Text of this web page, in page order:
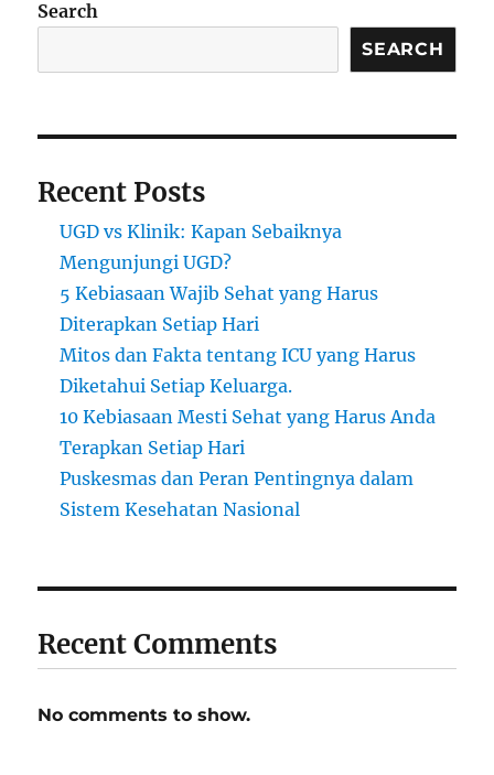
Search
SEARCH
Recent Posts
UGD vs Klinik: Kapan Sebaiknya
Mengunjungi UGD?
5 Kebiasaan Wajib Sehat yang Harus
Diterapkan Setiap Hari
Mitos dan Fakta tentang ICU yang Harus
Diketahui Setiap Keluarga.
10 Kebiasaan Mesti Sehat yang Harus Anda
Terapkan Setiap Hari
Puskesmas dan Peran Pentingnya dalam
Sistem Kesehatan Nasional
Recent Comments
No comments to show.